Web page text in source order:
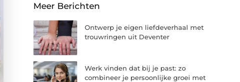
Meer Berichten
Ontwerp je eigen liefdeverhaal met
trouwringen uit Deventer
Werk vinden dat bij je past: zo
combineer je persoonlijke groei met